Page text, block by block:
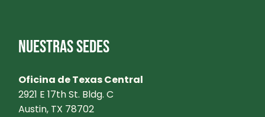
NUESTRAS SEDES
Oficina de Texas Central
2921 E 17th St. Bldg. C
Austin, TX 78702